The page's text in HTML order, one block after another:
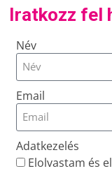
Iratkozz fel
Név
Email
Adatkezelés
Elolvastam és